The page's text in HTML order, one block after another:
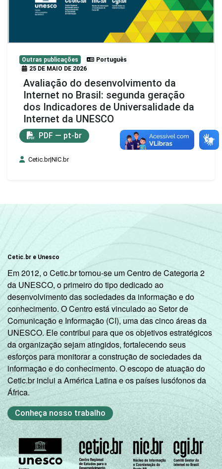
Outras publicações
Português
25 DE MAIO DE 2026
Avaliação do desenvolvimento da
Internet no Brasil: segunda geração
dos Indicadores de Universalidade da
Internet da UNESCO
PDF — pt-br
Cetic.br|NIC.br
Cetic.br e Unesco
Em 2012, o Cetic.br tornou-se um Centro de Categoria 2
da UNESCO, o primeiro do tipo dedicado ao
desenvolvimento das sociedades da informação e do
conhecimento. O Centro está vinculado ao Setor de
Comunicação e Informação (CI), uma das cinco áreas da
UNESCO. Ele contribui para que os objetivos estratégicos
da organização sejam atingidos, fortalecendo seus
esforços para monitorar a construção de sociedades da
informação e do conhecimento. O escopo de atuação do
Cetic.br inclui a América Latina e os países lusófonos da
África.
Conheça nosso trabalho